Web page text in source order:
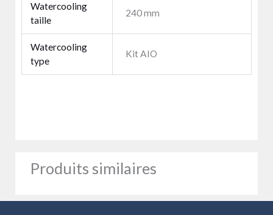
Watercooling
taille
240 mm
Watercooling
type
Kit AIO
Produits similaires